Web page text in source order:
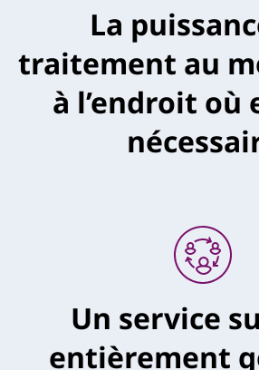
La
traitement au
à l’endroit où
Un service
entièrement